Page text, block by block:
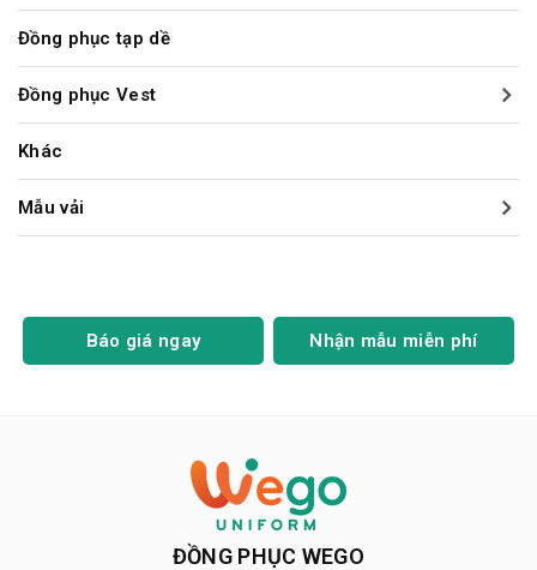
Đồng phục tạp dề
Đồng phục Vest
Khác
Mẫu vải
Báo giá ngay Nhận mẫu miễn phí
ĐỒNG PHỤC WEGO